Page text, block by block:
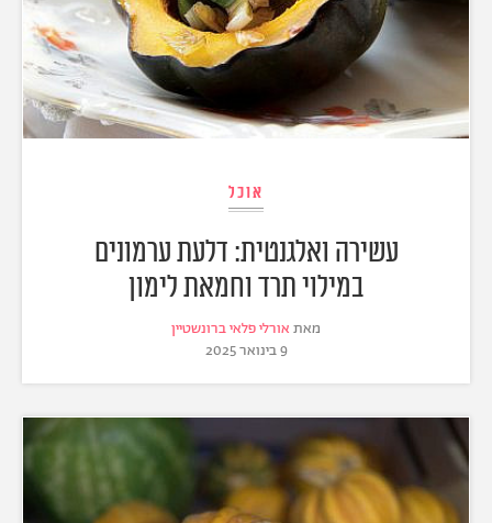
אוכל
עשירה ואלגנטית: דלעת ערמונים
במילוי תרד וחמאת לימון
מאת אורלי פלאי ברונשטיין
9 בינואר 2025